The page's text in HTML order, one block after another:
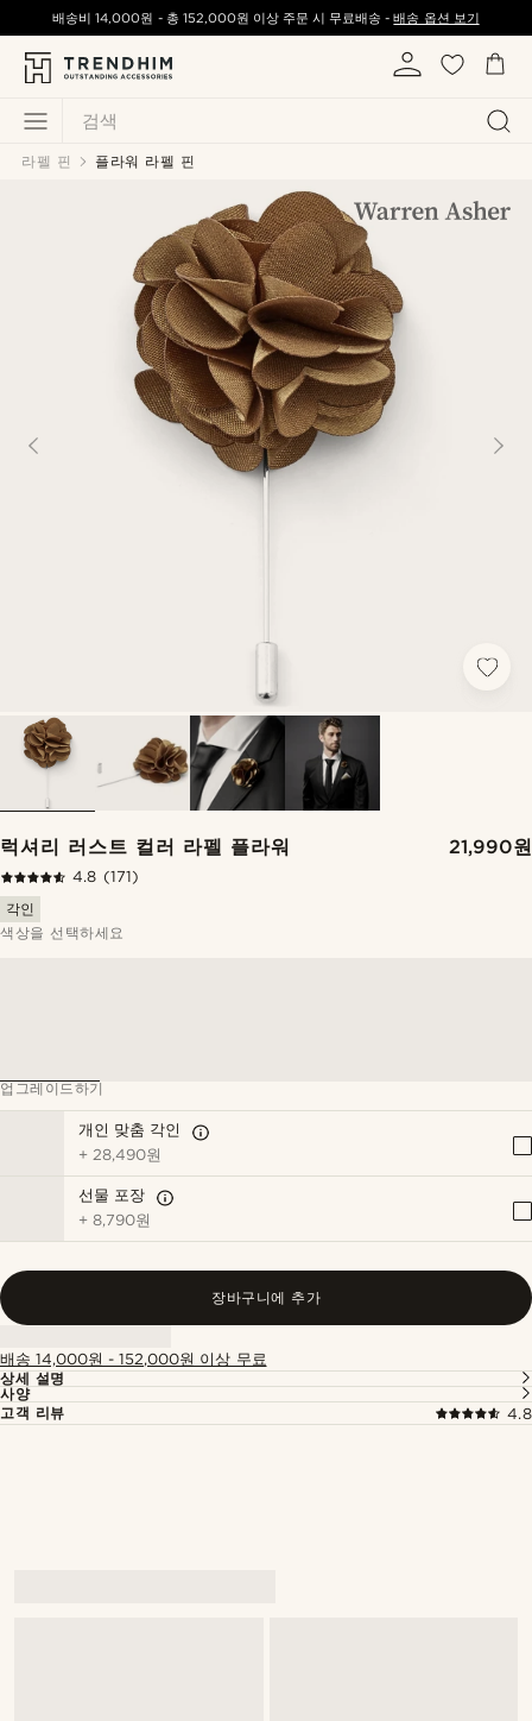
검색
배송비14,000원 - 총 152,000원 이상 주문 시 무료배송 -배송 옵션 보기
라펠 핀 플라워 라펠 핀
럭셔리 러스트 컬러 라펠 플라워 21,990원
4.8 (171)
각인
색상을 선택하세요
업그레이드하기
개인 맞춤 각인
+28,490원
선물 포장
+8,790원
장바구니에 추가
배송 14,000원 - 152,000원 이상 무료
상세 설명
사양
고객 리뷰
4.8